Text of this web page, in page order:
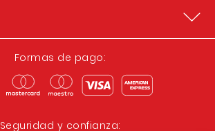
Formas de pago:
Seguridad y confianza: